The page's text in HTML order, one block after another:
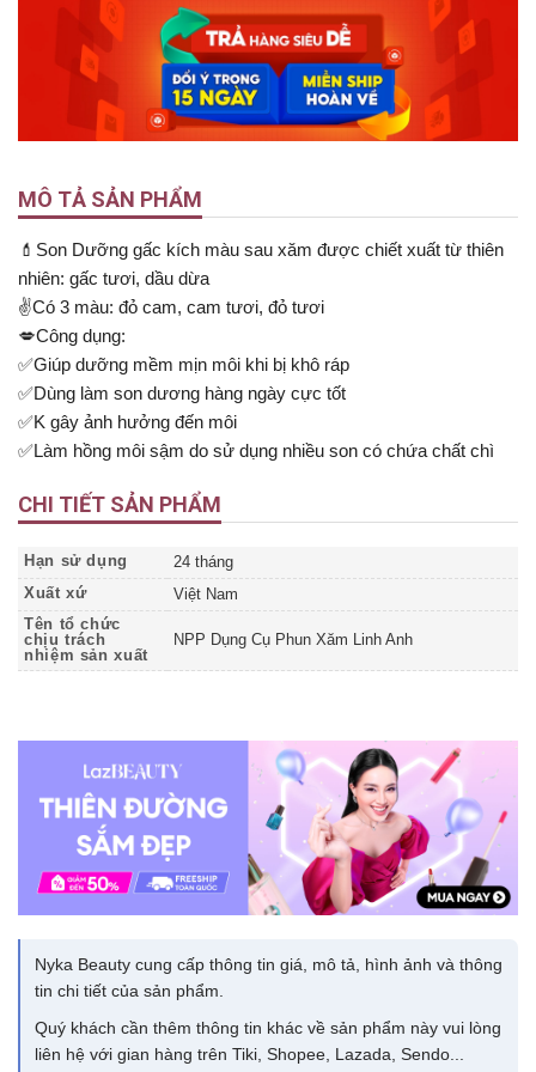
MÔ TẢ SẢN PHẨM
💄Son Dưỡng gấc kích màu sau xăm được chiết xuất từ thiên
nhiên: gấc tươi, dầu dừa
✌️Có 3 màu: đỏ cam, cam tươi, đỏ tươi
💋Công dụng:
✅Giúp dưỡng mềm mịn môi khi bị khô ráp
✅Dùng làm son dương hàng ngày cực tốt
✅K gây ảnh hưởng đến môi
✅Làm hồng môi sậm do sử dụng nhiều son có chứa chất chì
CHI TIẾT SẢN PHẨM
Hạn sử dụng
24 tháng
Xuất xứ
Việt Nam
Tên tổ chức
chịu trách
nhiệm sản xuất
NPP Dụng Cụ Phun Xăm Linh Anh
Nyka Beauty cung cấp thông tin giá, mô tả, hình ảnh và thông
tin chi tiết của sản phẩm.
Quý khách cần thêm thông tin khác về sản phẩm này vui lòng
liên hệ với gian hàng trên Tiki, Shopee, Lazada, Sendo...